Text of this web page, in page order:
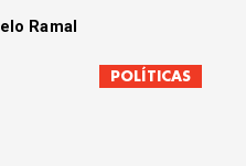
Ramal
POLÍTICAS